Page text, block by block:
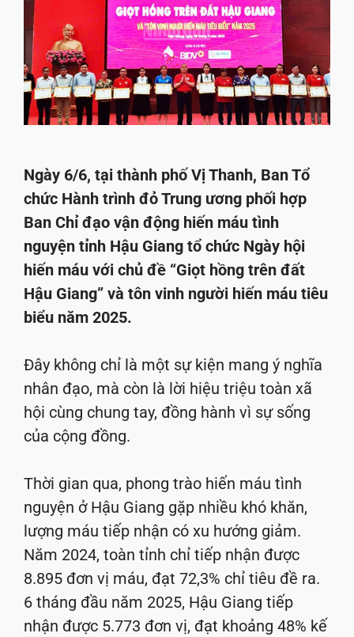
Ngày 6/6, tại thành phố Vị Thanh, Ban Tổ
chức Hành trình đỏ Trung ương phối hợp
Ban Chỉ đạo vận động hiến máu tình
nguyện tỉnh Hậu Giang tổ chức Ngày hội
hiến máu với chủ đề “Giọt hồng trên đất
Hậu Giang” và tôn vinh người hiến máu tiêu
biểu năm 2025.
Đây không chỉ là một sự kiện mang ý nghĩa
nhân đạo, mà còn là lời hiệu triệu toàn xã
hội cùng chung tay, đồng hành vì sự sống
của cộng đồng.
Thời gian qua, phong trào hiến máu tình
nguyện ở Hậu Giang gặp nhiều khó khăn,
lượng máu tiếp nhận có xu hướng giảm.
Năm 2024, toàn tỉnh chỉ tiếp nhận được
8.895 đơn vị máu, đạt 72,3% chỉ tiêu đề ra.
6 tháng đầu năm 2025, Hậu Giang tiếp
nhận được 5.773 đơn vị, đạt khoảng 48% kế